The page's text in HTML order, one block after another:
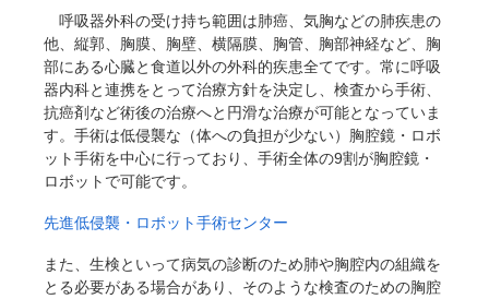
呼吸器外科の受け持ち範囲は肺癌、気胸などの肺疾患の
他、縦郭、胸膜、胸壁、横隔膜、胸管、胸部神経など、胸
部にある心臓と食道以外の外科的疾患全てです。常に呼吸
器内科と連携をとって治療方針を決定し、検査から手術、
抗癌剤など術後の治療へと円滑な治療が可能となっていま
す。手術は低侵襲な（体への負担が少ない）胸腔鏡・ロボ
ット手術を中心に行っており、手術全体の9割が胸腔鏡・
ロボットで可能です。
先進低侵襲・ロボット手術センター
また、生検といって病気の診断のため肺や胸腔内の組織を
とる必要がある場合があり、そのような検査のための胸腔